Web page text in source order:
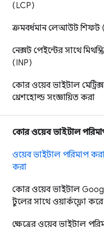
(LCP)
ক্রমবর্ধমান লেআউট শিফট
নেক্সট পেইন্টের সাথে
(INP)
কোর ওয়েব ভাইটাল মেট্রিক্স
থ্রেশহোল্ড সংজ্ঞায়িত করা
কোর ওয়েব ভাইটাল
ওয়েব ভাইটাল পরিমাপ
করা
কোর ওয়েব ভাইটাল
টুলের সাথে ওয়ার্কফ্লো করে
ক্ষেত্রের ওয়েব ভাইটাল